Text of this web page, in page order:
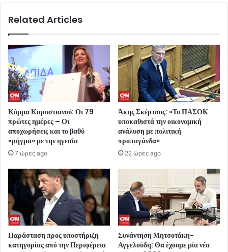
Related Articles
Κόμμα Καρυστιανού: Οι 79
πρώτες ημέρες – Οι
αποχωρήσεις και το βαθύ
«ρήγμα» με την ηγεσία
7 ώρες ago
Άκης Σκέρτσος: «Το ΠΑΣΟΚ
υποκαθιστά την οικονομική
ανάλυση με πολιτική
προπαγάνδα»
22 ώρες ago
Παράσταση προς υποστήριξη
κατηγορίας από την Περιφέρεια
Συνάντηση Μητσοτάκη-
Αγγελούδη: Θα έχουμε μία νέα